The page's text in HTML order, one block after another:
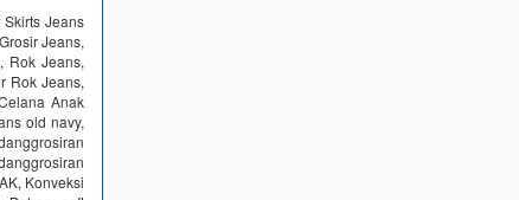
Jeans
Jeans,
Rok Jeans,
Rok Jeans,
Anak
old navy,
Konveksi